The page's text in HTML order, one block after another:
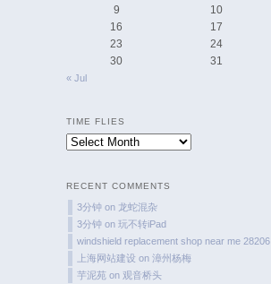
9
10
16
17
23
24
30
31
« Jul
TIME FLIES
Time
RECENT COMMENTS
3分钟 on 龙蛇混杂
3分钟 on玩不转iPad
windshield replacement shop near me 28206
上海网站建设 on漳州杨梅
芋泥苑 on 观音桥头